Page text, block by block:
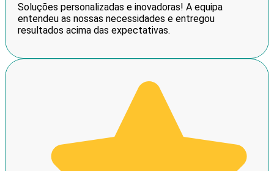
Soluções personalizadas e inovadoras! A equipa
entendeu as nossas necessidades e entregou
resultados acima das expectativas.